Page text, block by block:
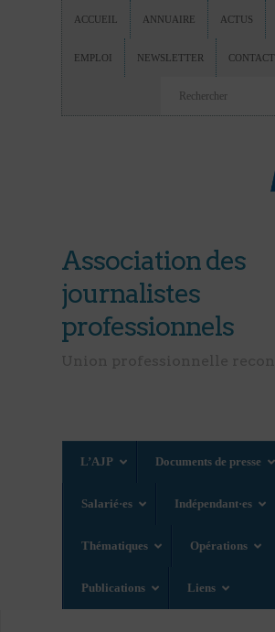
ACCUEIL ANNUAIRE ACTUS
EMPLOI NEWSLETTER CONTACT
Association des
journalistes
professionnels
L’AJP Documents de presse
Salarié·es Indépendant·es
Thématiques Opérations
Publications Liens